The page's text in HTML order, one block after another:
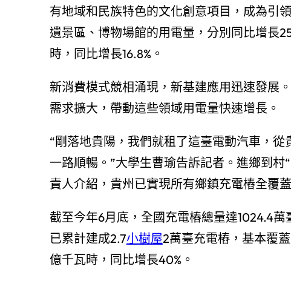
有地域和民族特色的文化創意項目，成為引
遺景區、博物場館的用電量，分別同比增長
時，同比增長16.8%。
新消費模式競相涌現，新基建應用迅速發展
需求擴大，帶動這些領域用電量快速增長。
“剛落地貴陽，我們就租了這臺電動汽車，
一路順暢。”大學生曹瑜告訴記者。進鄉到
責人介紹，貴州已實現所有鄉鎮充電樁全覆
截至今年6月底，全國充電樁總量達1024.4萬
已累計建成2.7小樹屋2萬臺充電樁，基本覆
億千瓦時，同比增長40%。